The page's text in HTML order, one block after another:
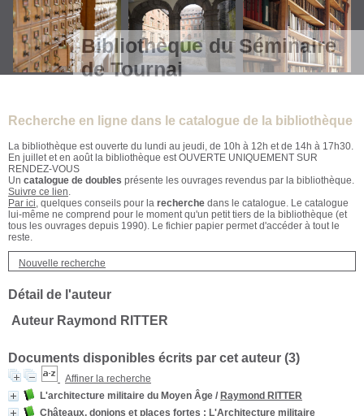
Bibliothèque du Séminaire
de Tournai
Recherche en ligne dans le catalogue de la bibliothèque
La bibliothèque est ouverte du lundi au jeudi, de 10h à 12h et de 14h à 17h30.
En juillet et en août la bibliothèque est OUVERTE UNIQUEMENT SUR
RENDEZ-VOUS
Un catalogue de doubles présente les ouvrages revendus par la bibliothèque.
Suivre ce lien.
Par ici, quelques conseils pour la recherche dans le catalogue. Le catalogue
lui-même ne comprend pour le moment qu'un petit tiers de la bibliothèque (et
tous les ouvrages depuis 1990). Le fichier papier permet d'accéder à tout le
reste.
Nouvelle recherche
Détail de l'auteur
Auteur Raymond RITTER
Documents disponibles écrits par cet auteur (3)
Affiner la recherche
L'architecture militaire du Moyen Âge / Raymond RITTER
Châteaux, donjons et places fortes : L'Architecture militaire